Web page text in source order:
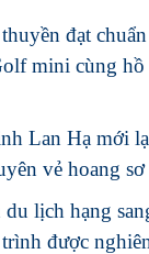
đạt
mini cùng
Lan Hạ mới
vẻ hoang
lịch hạng
được